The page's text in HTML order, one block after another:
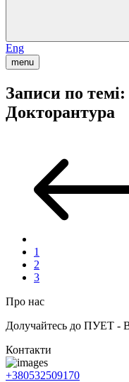
Eng
menu
Записи по темі:
Докторантура
1
2
3
Про нас
Долучайтесь до ПУЕТ -
Контакти
+380532509170